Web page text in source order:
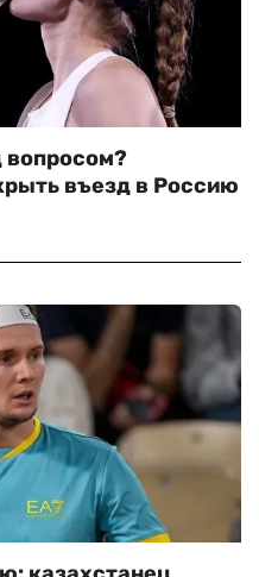
вопросом?
въезд в Россию